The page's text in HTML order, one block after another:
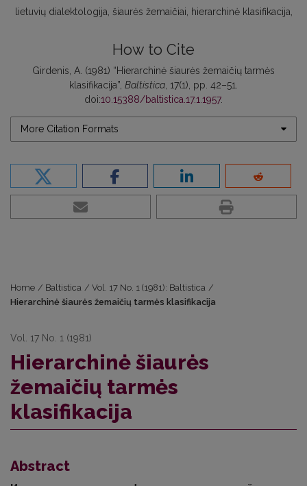
lietuvių dialektologija šiaurės žemaičiai hierarchinė klasifikacija
How to Cite
Girdenis, A. (1981) “Hierarchinė šiaurės žemaičių tarmės
klasifikacija”, Baltistica , 17(1), pp. 42–51.
doi:10.15388/baltistica.17.1.1957.
More Citation Formats
Home / Baltistica / Vol. 17 No. 1 (1981): Baltistica /
Hierarchinė šiaurės žemaičių tarmės klasifikacija
Vol. 17 No. 1 (1981)
Hierarchinė šiaurės
žemaičių tarmės
klasifikacija
Abstract